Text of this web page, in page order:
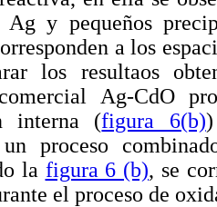
y pequeños
a los
los resultaos
Ag-CdO
interna (figura 6(b)
proceso
la figura 6 (b), se
el proceso de